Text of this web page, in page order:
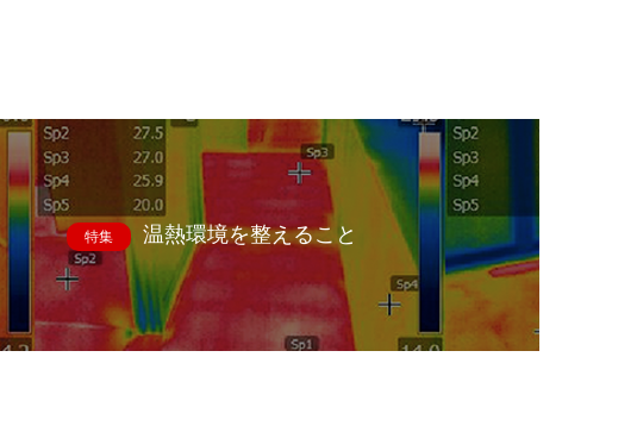
特集 温熱環境を整えること